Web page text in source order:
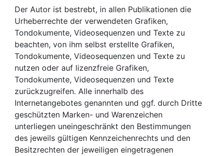
Der Autor ist bestrebt, in allen Publikationen die
Urheberrechte der verwendeten Grafiken,
Tondokumente, Videosequenzen und Texte zu
beachten, von ihm selbst erstellte Grafiken,
Tondokumente, Videosequenzen und Texte zu
nutzen oder auf lizenzfreie Grafiken,
Tondokumente, Videosequenzen und Texte
zurückzugreifen. Alle innerhalb des
Internetangebotes genannten und ggf. durch Dritte
geschützten Marken- und Warenzeichen
unterliegen uneingeschränkt den Bestimmungen
des jeweils gültigen Kennzeichenrechts und den
Besitzrechten der jeweiligen eingetragenen